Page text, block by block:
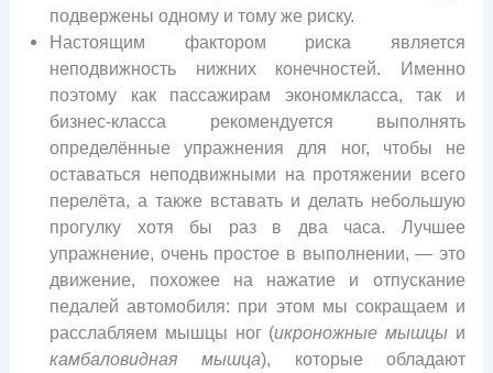
подвержены одному и тому же риску.
Настоящим фактором риска является
неподвижность нижних конечностей. Именно
поэтому как пассажирам экономкласса, так и
бизнес-класса рекомендуется выполнять
определённые упражнения для ног, чтобы не
оставаться неподвижными на протяжении всего
перелёта, а также вставать и делать небольшую
прогулку хотя бы раз в два часа. Лучшее
упражнение, очень простое в выполнении, — это
движение, похожее на нажатие и отпускание
педалей автомобиля: при этом мы сокращаем и
расслабляем мышцы ног (икроножные мышцы и
камбаловидная мышца), которые обладают